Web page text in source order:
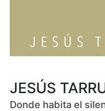
JESÚS
Donde habita el